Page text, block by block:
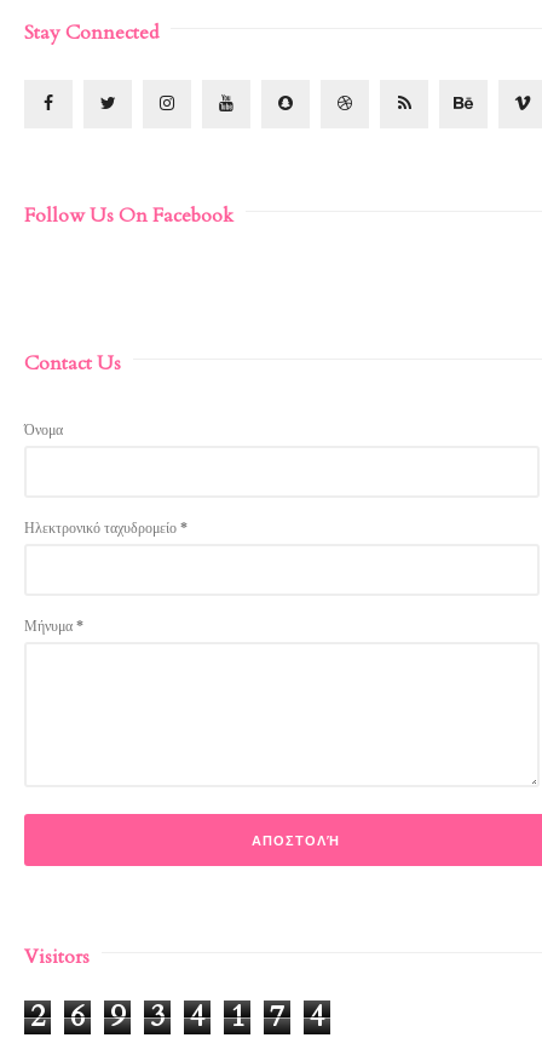
Stay Connected
Follow Us On Facebook
Contact Us
Όνομα
Ηλεκτρονικό ταχυδρομείο *
Μήνυμα *
Visitors
2 6 9 3 4 1 7 4